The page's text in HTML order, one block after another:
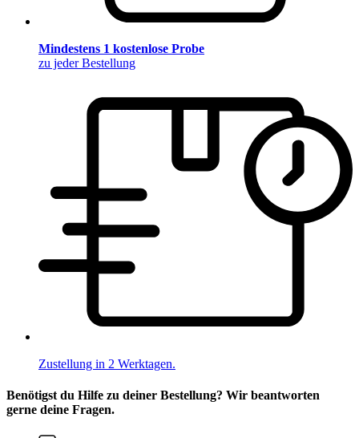
Mindestens 1 kostenlose Probe
zu jeder Bestellung
Zustellung in 2 Werktagen.
Benötigst du Hilfe zu deiner Bestellung? Wir beantworten
gerne deine Fragen.